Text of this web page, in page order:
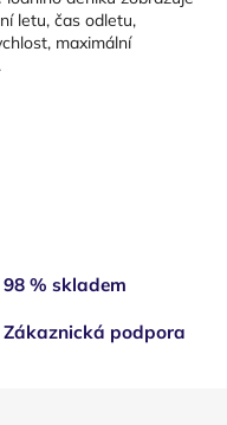
letu, čas odletu,
maximální
98 % skladem
Zákaznická podpora